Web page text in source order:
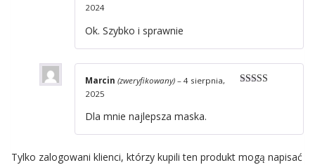
2024
Ok. Szybko i sprawnie
Marcin (zweryfikowany) – 4 sierpnia,
2025
Dla mnie najlepsza maska.
Tylko zalogowani klienci, którzy kupili ten produkt mogą napisać